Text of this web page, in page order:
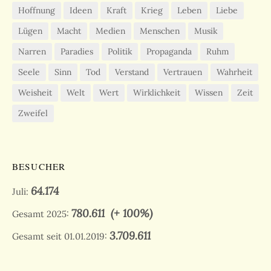
Hoffnung Ideen Kraft Krieg Leben
Liebe
Lügen
Macht Medien Menschen
Musik
Narren
Paradies Politik Propaganda
Ruhm
Seele
Sinn Tod Verstand Vertrauen
Wahrheit
Weisheit
Welt Wert Wirklichkeit Wissen
Zeit
Zweifel
BESUCHER
Juli: 64.174
Gesamt 2025: 780.611(+ 100%)
Gesamt seit 01.01.2019: 3.709.611